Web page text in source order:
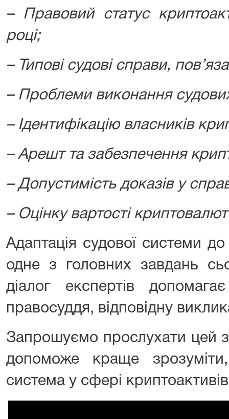
– Правовий статус
році;
– Типові судові справи,
– Проблеми виконання
– Ідентифікацію власників
– Арешт та забезпечення
– Допустимість доказів у
– Оцінку вартості
Адаптація судової системи
одне з головних завдань
діалог експертів
правосуддя, відповідну
Запрошуємо прослухати цей
допоможе краще
система у сфері